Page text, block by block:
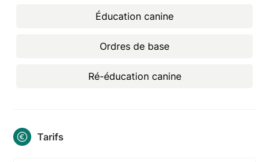
Éducation canine
Ordres de base
Ré-éducation canine
Tarifs